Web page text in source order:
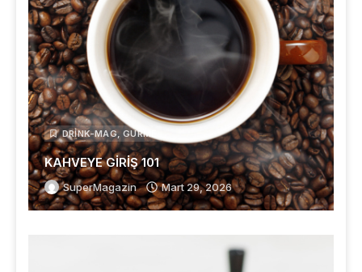
DRINK-MAG,GURME
KAHVEYE GİRİŞ 101
SuperMagazin Mart 29, 2026